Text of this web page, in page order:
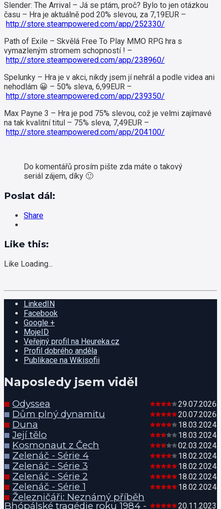
Slender: The Arrival – Já se ptám, proč? Bylo to jen otázkou
času – Hra je aktuálně pod 20% slevou, za 7,19EUR –
http://store.steampowered.com/app/252330/
Path of Exile – Skvělá Free To Play MMO RPG hra s
vymazleným stromem schopností ! –
http://store.steampowered.com/app/238960/
Spelunky – Hra je v akci, nikdy jsem jí nehrál a podle videa ani
nehodlám 😀 – 50% sleva, 6,99EUR –
http://store.steampowered.com/app/239350/
Max Payne 3 – Hra je pod 75% slevou, což je velmi zajímavé
na tak kvalitní titul – 75% sleva, 7,49EUR –
http://store.steampowered.com/app/204100/
Do komentářů prosím pište zda máte o takový
seriál zájem, díky 🙂
Poslat dál:
Share
Like this:
Like Loading...
LinkedIN
Facebook
Google +
MojeID
Veřejný profil na Heureka.cz
Profil dobrého anděla
Publikace na Wikisofii
Naposledy jsem viděl
Odyssea 29.07.2026
Dům plný dynamitu 20.07.2026
Duna 18.03.2024
Její tělo 18.03.2024
Kosmonaut z Čech 02.03.2024
Zelenáč - Série 4 18.02.2024
Zelenáč - Série 3 18.02.2024
Zelenáč - Série 2 18.02.2024
Zelenáč - Série 1 18.02.2024
Železničáři: Neznámý příběh
Bhópálské tragédie roku 1984 - 20.11.2023